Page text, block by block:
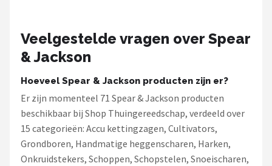
Veelgestelde vragen over Spear
& Jackson
Hoeveel Spear & Jackson producten zijn er?
Er zijn momenteel 71 Spear & Jackson producten
beschikbaar bij Shop Thuingereedschap, verdeeld over
15 categorieën: Accu kettingzagen, Cultivators,
Grondboren, Handmatige heggenscharen, Harken,
Onkruidstekers, Schoppen, Schopstelen, Snoeischaren,